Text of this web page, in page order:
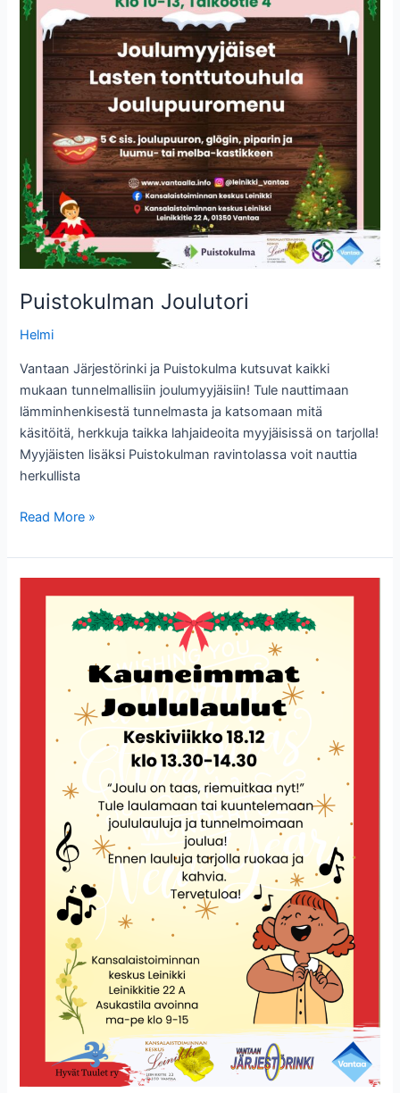
Puistokulman Joulutori
Helmi
Vantaan Järjestörinki ja Puistokulma kutsuvat kaikki
mukaan tunnelmallisiin joulumyyjäisiin! Tule nauttimaan
lämminhenkisestä tunnelmasta ja katsomaan mitä
käsitöitä, herkkuja taikka lahjaideoita myyjäisissä on tarjolla!
Myyjäisten lisäksi Puistokulman ravintolassa voit nauttia
herkullista
Puistokulman
Read More »